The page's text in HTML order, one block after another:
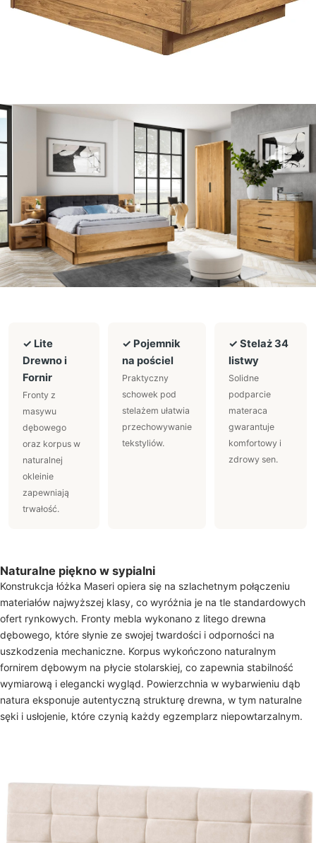
✓ Lite
Drewno i
Fornir
Fronty z
masywu
dębowego
oraz korpus w
naturalnej
okleinie
zapewniają
trwałość.
✓ Pojemnik
na pościel
Praktyczny
schowek pod
stelażem ułatwia
przechowywanie
tekstyliów.
✓ Stelaż 34
listwy
Solidne
podparcie
materaca
gwarantuje
komfortowy i
zdrowy sen.
Naturalne piękno w sypialni
Konstrukcja łóżka Maseri opiera się na szlachetnym połączeniu
materiałów najwyższej klasy, co wyróżnia je na tle standardowych
ofert rynkowych. Fronty mebla wykonano z litego drewna
dębowego, które słynie ze swojej twardości i odporności na
uszkodzenia mechaniczne. Korpus wykończono naturalnym
fornirem dębowym na płycie stolarskiej, co zapewnia stabilność
wymiarową i elegancki wygląd. Powierzchnia w wybarwieniu dąb
natura eksponuje autentyczną strukturę drewna, w tym naturalne
sęki i usłojenie, które czynią każdy egzemplarz niepowtarzalnym.